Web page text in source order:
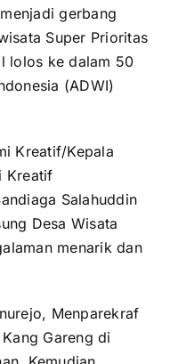
gerbang
Super Prioritas
lolos ke dalam 50
(ADWI)
Kreatif/Kepala
Kreatif
Salahuddin
Desa Wisata
menarik dan
Menparekraf
Gareng di